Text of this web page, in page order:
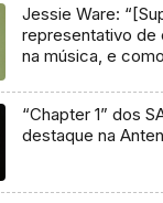
Jessie Ware:
representativo de
na música, e
“Chapter 1” dos
destaque na